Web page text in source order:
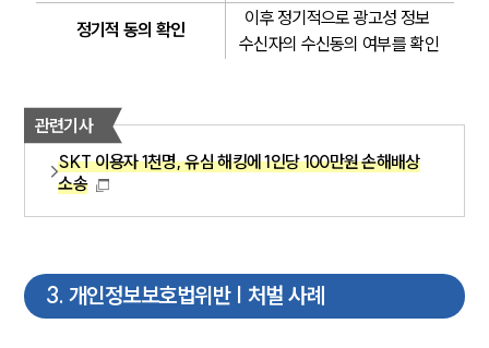
정기적 동의 확인
이후 정기적으로 광고성 정보
수신자의 수신동의 여부를 확인
관련기사
SKT 이용자 1천명, 유심 해킹에 1인당 100만원 손해배상
소송
3. 개인정보보호법위반 | 처벌 사례